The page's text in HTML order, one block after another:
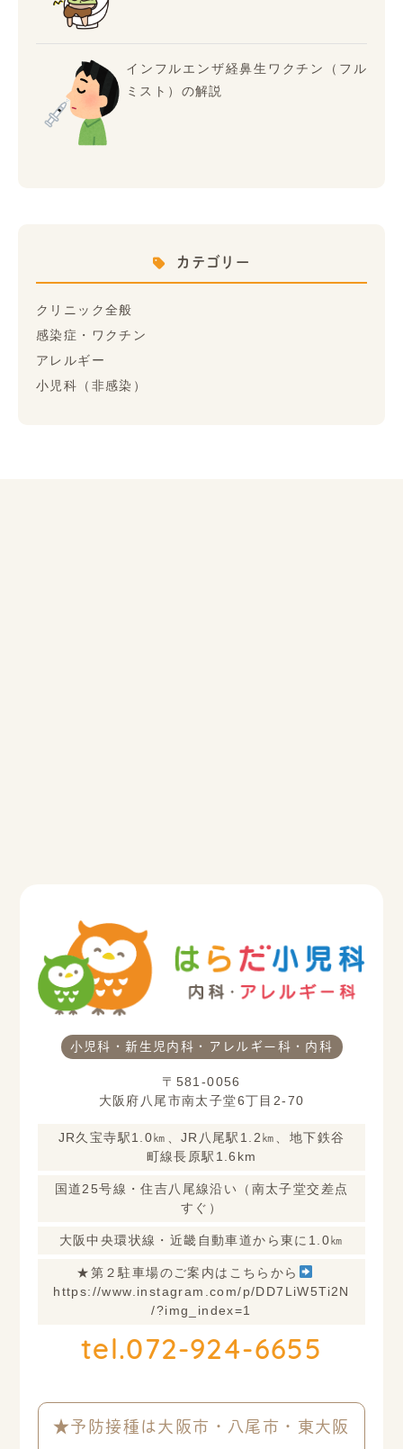
インフルエンザ経鼻生ワクチン（フル
ミスト）の解説
カテゴリー
クリニック全般
感染症・ワクチン
アレルギー
小児科（非感染）
小児科・新生児内科・アレルギー科・内科
〒581-0056
大阪府八尾市南太子堂6丁目2-70
JR久宝寺駅1.0㎞、JR八尾駅1.2㎞、地下鉄谷
町線長原駅1.6km
国道25号線・住吉八尾線沿い（南太子堂交差点
すぐ）
大阪中央環状線・近畿自動車道から東に1.0㎞
★第２駐車場のご案内はこちらから
https://www.instagram.com/p/DD7LiW5Ti2N
/?img_index=1
tel.072-924-6655
★予防接種は大阪市・八尾市・東大阪